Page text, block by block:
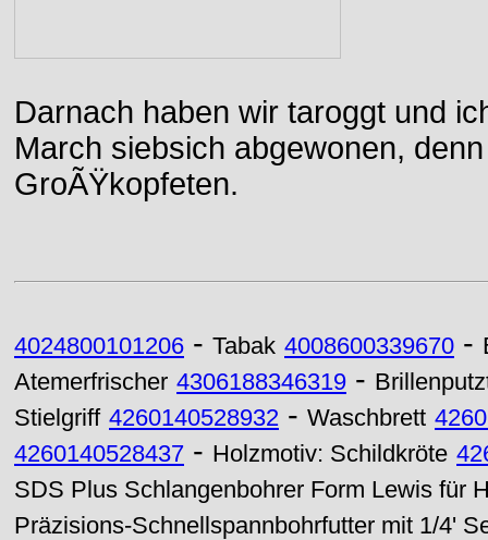
Darnach haben wir taroggt und
March siebsich abgewonen,
GroÃŸkopfeten.
4024800101206 - Tabak 4008600339670 -
Atemerfrischer 4306188346319 -
Stielgriff 4260140528932 - Waschbrett
4260140528437 - Holzmotiv: Schildkröte
SDS Plus Schlangenbohrer Form Lewis für
Präzisions-Schnellspannbohrfutter mit 1/4'